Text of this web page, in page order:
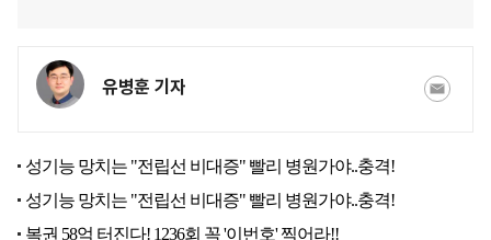
유병훈 기자